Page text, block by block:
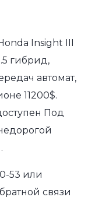
Insight III
гибрид,
автомат,
11200$.
Под
53 или
связи